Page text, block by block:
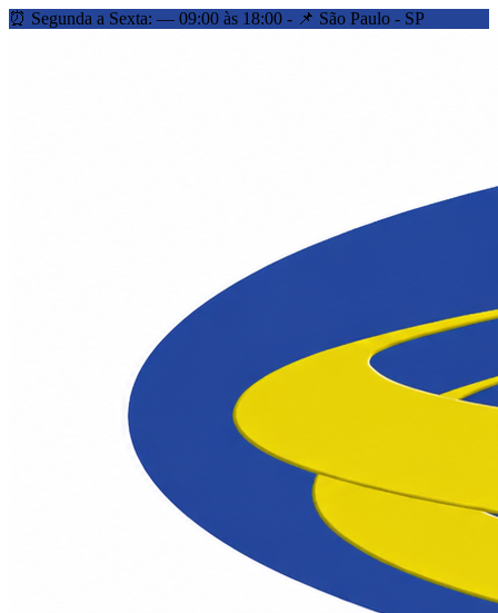
⏰ Segunda a Sexta: — 09:00 às 18:00 - 📌 São Paulo - SP